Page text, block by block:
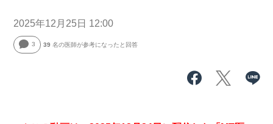
2025年12月25日 12:00
3 39 名の医師が参考になったと回答